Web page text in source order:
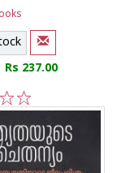
Rs 237.00
5